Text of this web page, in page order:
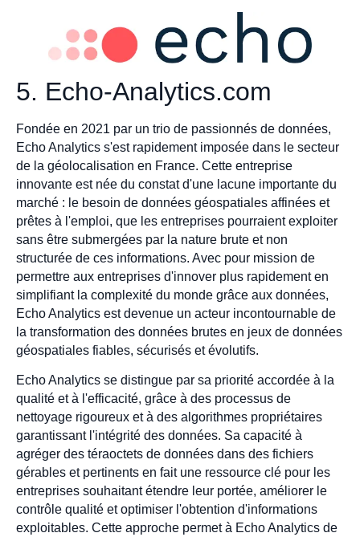
5. Echo-Analytics.com
Fondée en 2021 par un trio de passionnés de données,
Echo Analytics s'est rapidement imposée dans le secteur
de la géolocalisation en France. Cette entreprise
innovante est née du constat d'une lacune importante du
marché : le besoin de données géospatiales affinées et
prêtes à l'emploi, que les entreprises pourraient exploiter
sans être submergées par la nature brute et non
structurée de ces informations. Avec pour mission de
permettre aux entreprises d'innover plus rapidement en
simplifiant la complexité du monde grâce aux données,
Echo Analytics est devenue un acteur incontournable de
la transformation des données brutes en jeux de données
géospatiales fiables, sécurisés et évolutifs.
Echo Analytics se distingue par sa priorité accordée à la
qualité et à l'efficacité, grâce à des processus de
nettoyage rigoureux et à des algorithmes propriétaires
garantissant l'intégrité des données. Sa capacité à
agréger des téraoctets de données dans des fichiers
gérables et pertinents en fait une ressource clé pour les
entreprises souhaitant étendre leur portée, améliorer le
contrôle qualité et optimiser l'obtention d'informations
exploitables. Cette approche permet à Echo Analytics de